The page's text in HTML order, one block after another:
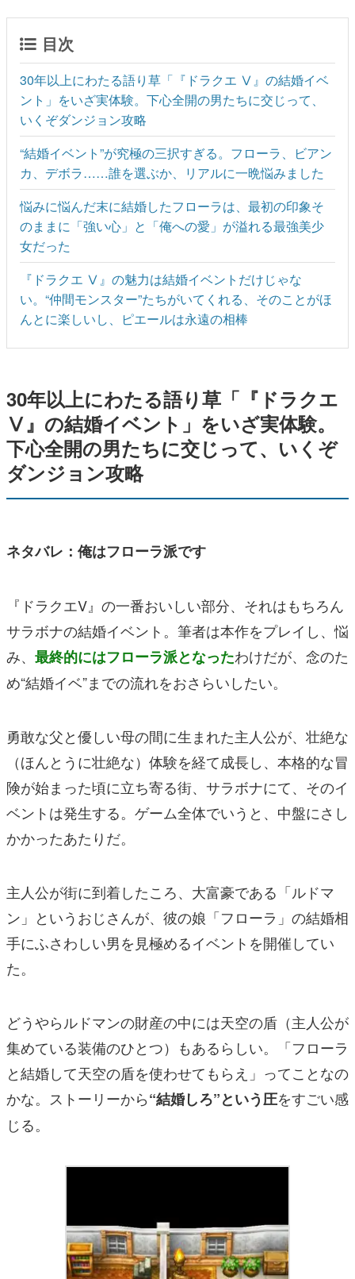
目次
30年以上にわたる語り草「『ドラクエ Ⅴ』の結婚イベ
ント」をいざ実体験。下心全開の男たちに交じって、
いくぞダンジョン攻略
“結婚イベント”が究極の三択すぎる。フローラ、ビアン
カ、デボラ……誰を選ぶか、リアルに一晩悩みました
悩みに悩んだ末に結婚したフローラは、最初の印象そ
のままに「強い心」と「俺への愛」が溢れる最強美少
女だった
『ドラクエ Ⅴ』の魅力は結婚イベントだけじゃな
い。“仲間モンスター”たちがいてくれる、そのことがほ
んとに楽しいし、ピエールは永遠の相棒
30年以上にわたる語り草「『ドラクエ
Ⅴ』の結婚イベント」をいざ実体験。
下心全開の男たちに交じって、いくぞ
ダンジョン攻略
ネタバレ：俺はフローラ派です
『ドラクエV』の一番おいしい部分、それはもちろん
サラボナの結婚イベント。筆者は本作をプレイし、悩
み、 最終的にはフローラ派となったわけだが、念のた
め“結婚イベ”までの流れをおさらいしたい。
勇敢な父と優しい母の間に生まれた主人公が、壮絶な
（ほんとうに壮絶な）体験を経て成長し、本格的な冒
険が始まった頃に立ち寄る街、サラボナにて、そのイ
ベントは発生する。ゲーム全体でいうと、中盤にさし
かかったあたりだ。
主人公が街に到着したころ、大富豪である「ルドマ
ン」というおじさんが、彼の娘「フローラ」の結婚相
手にふさわしい男を見極めるイベントを開催してい
た。
どうやらルドマンの財産の中には天空の盾（主人公が
集めている装備のひとつ）もあるらしい。「フローラ
と結婚して天空の盾を使わせてもらえ」ってことなの
かな。ストーリーから“結婚しろ”という圧をすごい感
じる。